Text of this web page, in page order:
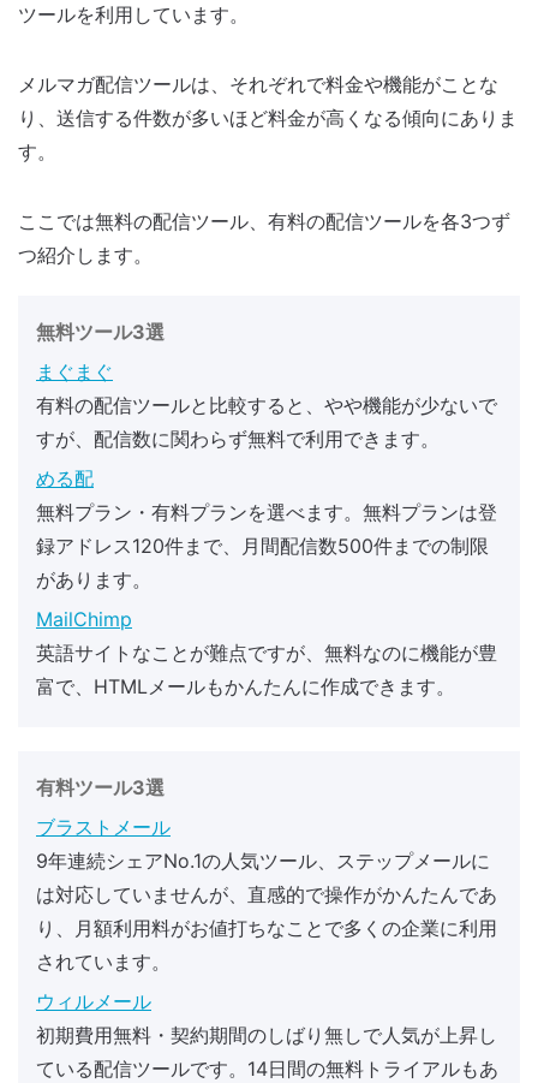
ツールを利用しています。
メルマガ配信ツールは、それぞれで料金や機能がことな
り、送信する件数が多いほど料金が高くなる傾向にありま
す。
ここでは無料の配信ツール、有料の配信ツールを各3つず
つ紹介します。
無料ツール3選
まぐまぐ
有料の配信ツールと比較すると、やや機能が少ないで
すが、配信数に関わらず無料で利用できます。
める配
無料プラン・有料プランを選べます。無料プランは登
録アドレス120件まで、月間配信数500件までの制限
があります。
MailChimp
英語サイトなことが難点ですが、無料なのに機能が豊
富で、HTMLメールもかんたんに作成できます。
有料ツール3選
ブラストメール
9年連続シェアNo.1の人気ツール、ステップメールに
は対応していませんが、直感的で操作がかんたんであ
り、月額利用料がお値打ちなことで多くの企業に利用
されています。
ウィルメール
初期費用無料・契約期間のしばり無しで人気が上昇し
ている配信ツールです。14日間の無料トライアルもあ